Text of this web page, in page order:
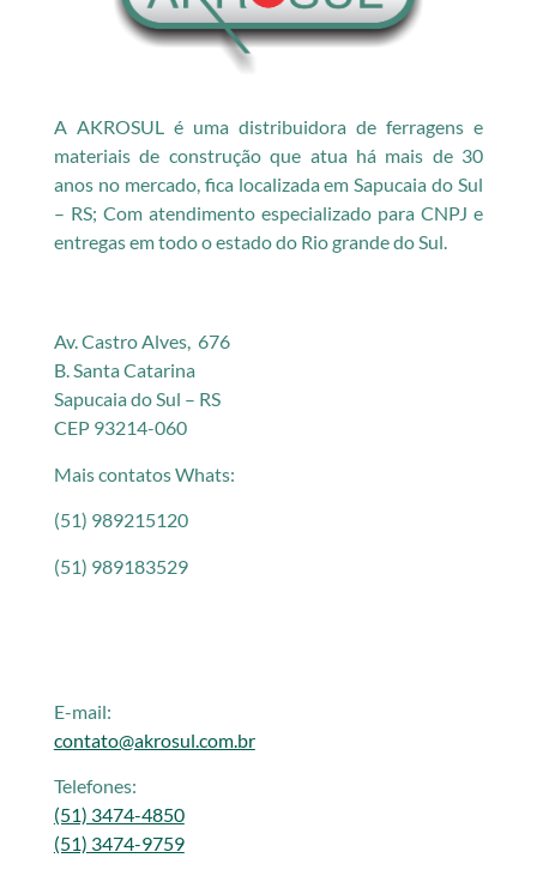
A AKROSUL é uma distribuidora de ferragens e
materiais de construção que atua há mais de 30
anos no mercado, fica localizada em Sapucaia do Sul
– RS; Com atendimento especializado para CNPJ e
entregas em todo o estado do Rio grande do Sul.
Av. Castro Alves, 676
B. Santa Catarina
Sapucaia do Sul – RS
CEP 93214-060
Mais contatos Whats:
(51) 989215120
(51) 989183529
E-mail:
contato@akrosul.com.br
Telefones:
(51) 3474-4850
(51) 3474-9759